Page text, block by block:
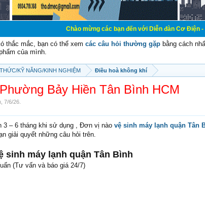
Chào mừng các bạn đến với Diễn đàn Cơ Điện - Diễn đàn Cơ
thắc mắc, bạn có thể xem các câu hỏi thường gặp bằng cách
của mình.
KỸ NĂNG/KINH NGHIỆM Điều hoà không khí
Bảy Hiền Tân Bình HCM
7/6/26
3 – 6 tháng khi sử dụng , Đơn vị nào vệ sinh máy lạnh quận Tân
giải quyết những câu hỏi trên.
sinh máy lạnh quận Tân Bình
(Tư vấn và báo giá 24/7)